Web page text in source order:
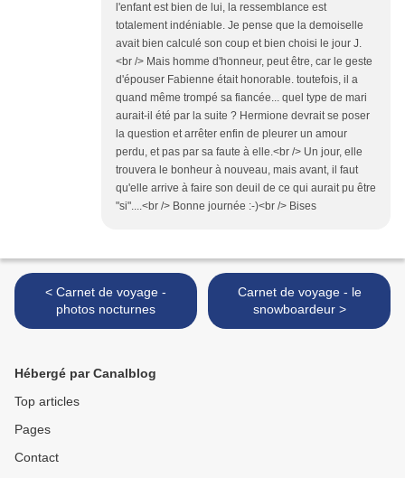
l'enfant est bien de lui, la ressemblance est
totalement indéniable. Je pense que la demoiselle
avait bien calculé son coup et bien choisi le jour J.
<br /> Mais homme d'honneur, peut être, car le geste
d'épouser Fabienne était honorable. toutefois, il a
quand même trompé sa fiancée... quel type de mari
aurait-il été par la suite ? Hermione devrait se poser
la question et arrêter enfin de pleurer un amour
perdu, et pas par sa faute à elle.<br /> Un jour, elle
trouvera le bonheur à nouveau, mais avant, il faut
qu'elle arrive à faire son deuil de ce qui aurait pu être
"si"....<br /> Bonne journée :-)<br /> Bises
< Carnet de voyage -
photos nocturnes
Carnet de voyage - le
snowboardeur >
Hébergé par Canalblog
Top articles
Pages
Contact